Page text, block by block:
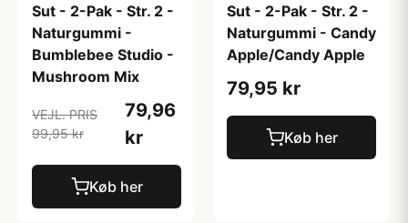
Sut - 2-Pak - Str. 2 -
Naturgummi -
Bumblebee Studio -
Mushroom Mix
VEJL. PRIS
99,95 kr
79,96
kr
Køb her
Sut - 2-Pak - Str. 2 -
Naturgummi - Candy
Apple/Candy Apple
79,95 kr
Køb her